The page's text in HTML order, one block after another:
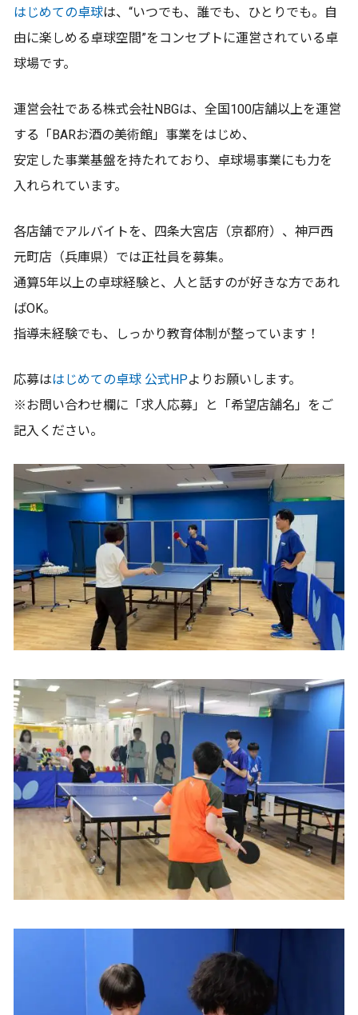
はじめての卓球は、“いつでも、誰でも、ひとりでも。自
由に楽しめる卓球空間”をコンセプトに運営されている卓
球場です。
運営会社である株式会社NBGは、全国100店舗以上を運営
する「BARお酒の美術館」事業をはじめ、
安定した事業基盤を持たれており、卓球場事業にも力を
入れられています。
各店舗でアルバイトを、四条大宮店（京都府）、神戸西
元町店（兵庫県）では正社員を募集。
通算5年以上の卓球経験と、人と話すのが好きな方であれ
ばOK。
指導未経験でも、しっかり教育体制が整っています！
応募ははじめての卓球 公式HPよりお願いします。
※お問い合わせ欄に「求人応募」と「希望店舗名」をご
記入ください。